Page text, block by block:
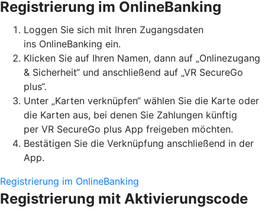
Registrierung im OnlineBanking
Loggen Sie sich mit Ihren Zugangsdaten
ins OnlineBanking ein.
Klicken Sie auf Ihren Namen, dann auf „Onlinezugang
& Sicherheit“ und anschließend auf „VR SecureGo
plus“.
Unter „Karten verknüpfen“ wählen Sie die Karte oder
die Karten aus, bei denen Sie Zahlungen künftig
per VR SecureGo plus App freigeben möchten.
Bestätigen Sie die Verknüpfung anschließend in der
App.
Registrierung im OnlineBanking
Registrierung mit Aktivierungscode